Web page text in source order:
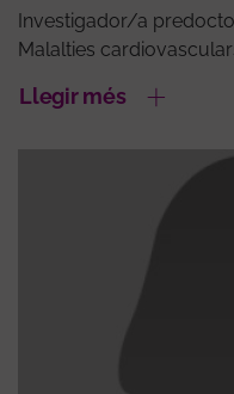
Investigador/a
Malalties
Llegir més